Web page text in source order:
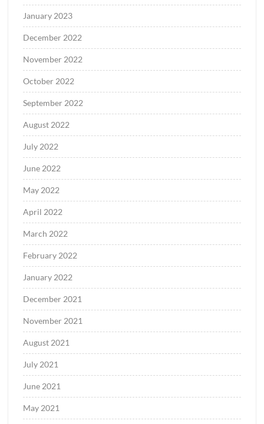
January 2023
December 2022
November 2022
October 2022
September 2022
August 2022
July 2022
June 2022
May 2022
April 2022
March 2022
February 2022
January 2022
December 2021
November 2021
August 2021
July 2021
June 2021
May 2021